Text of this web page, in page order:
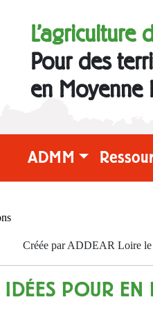
L'agriculture
Pour des
en Moyenne
ADMM
Créée par ADDEAR Loire le
IDÉES POUR